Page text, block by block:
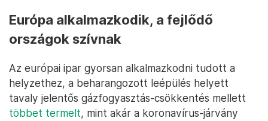
Az olajpiacon az embargó nem okozott gondot
főként a dízel importtilalmasem hozta ela
beharangozott armageddont. Ugyanakkor a sztori
még nem ért véget, a földgázellátása jövő télen is
necces lehetannak függvényében, hogy az